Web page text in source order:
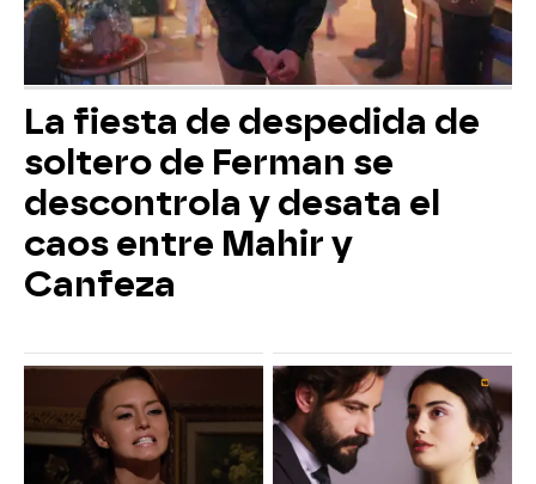
La fiesta de despedida de
soltero de Ferman se
descontrola y desata el
caos entre Mahir y
Canfeza